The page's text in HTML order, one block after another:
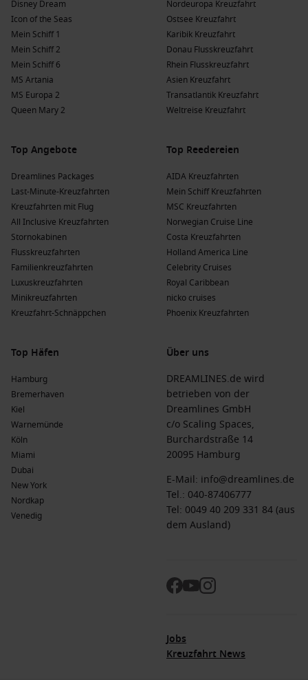
Disney Dream
Icon of the Seas
Mein Schiff 1
Mein Schiff 2
Mein Schiff 6
MS Artania
MS Europa 2
Queen Mary 2
Nordeuropa Kreuzfahrt
Ostsee Kreuzfahrt
Karibik Kreuzfahrt
Donau Flusskreuzfahrt
Rhein Flusskreuzfahrt
Asien Kreuzfahrt
Transatlantik Kreuzfahrt
Weltreise Kreuzfahrt
Top Angebote
Dreamlines Packages
Last-Minute-Kreuzfahrten
Kreuzfahrten mit Flug
All Inclusive Kreuzfahrten
Stornokabinen
Flusskreuzfahrten
Familienkreuzfahrten
Luxuskreuzfahrten
Minikreuzfahrten
Kreuzfahrt-Schnäppchen
Top Reedereien
AIDA Kreuzfahrten
Mein Schiff Kreuzfahrten
MSC Kreuzfahrten
Norwegian Cruise Line
Costa Kreuzfahrten
Holland America Line
Celebrity Cruises
Royal Caribbean
nicko cruises
Phoenix Kreuzfahrten
Top Häfen
Hamburg
Bremerhaven
Kiel
Warnemünde
Köln
Miami
Dubai
New York
Nordkap
Venedig
Über uns
DREAMLINES.de wird
betrieben von der
Dreamlines GmbH
c/o Scaling Spaces,
Burchardstraße 14
20095 Hamburg
E-Mail: info@dreamlines.de
Tel.: 040-87406777
Tel: 0049 40 209 331 84 (aus
dem Ausland)
Jobs
Kreuzfahrt News